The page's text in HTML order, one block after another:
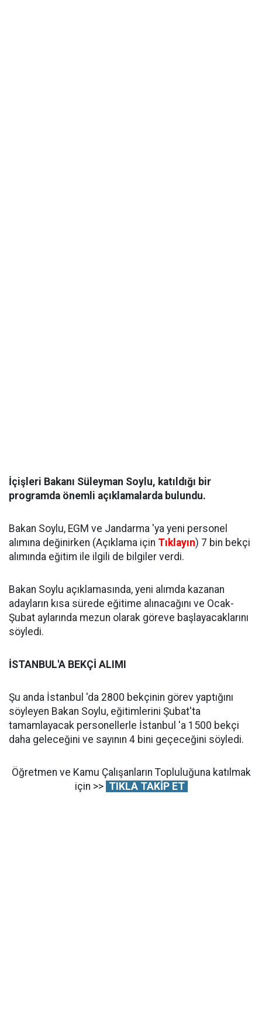
İçişleri Bakanı Süleyman Soylu, katıldığı bir
programda önemli açıklamalarda bulundu.
Bakan Soylu, EGM ve Jandarma 'ya yeni personel
alımına değinirken (Açıklama için Tıklayın) 7 bin bekçi
alımında eğitim ile ilgili de bilgiler verdi.
Bakan Soylu açıklamasında, yeni alımda kazanan
adayların kısa sürede eğitime alınacağını ve Ocak-
Şubat aylarında mezun olarak göreve başlayacaklarını
söyledi.
İSTANBUL'A BEKÇİ ALIMI
Şu anda İstanbul 'da 2800 bekçinin görev yaptığını
söyleyen Bakan Soylu, eğitimlerini Şubat'ta
tamamlayacak personellerle İstanbul 'a 1500 bekçi
daha geleceğini ve sayının 4 bini geçeceğini söyledi.
Öğretmen ve Kamu Çalışanların Topluluğuna katılmak
için >> TIKLA TAKİP ET